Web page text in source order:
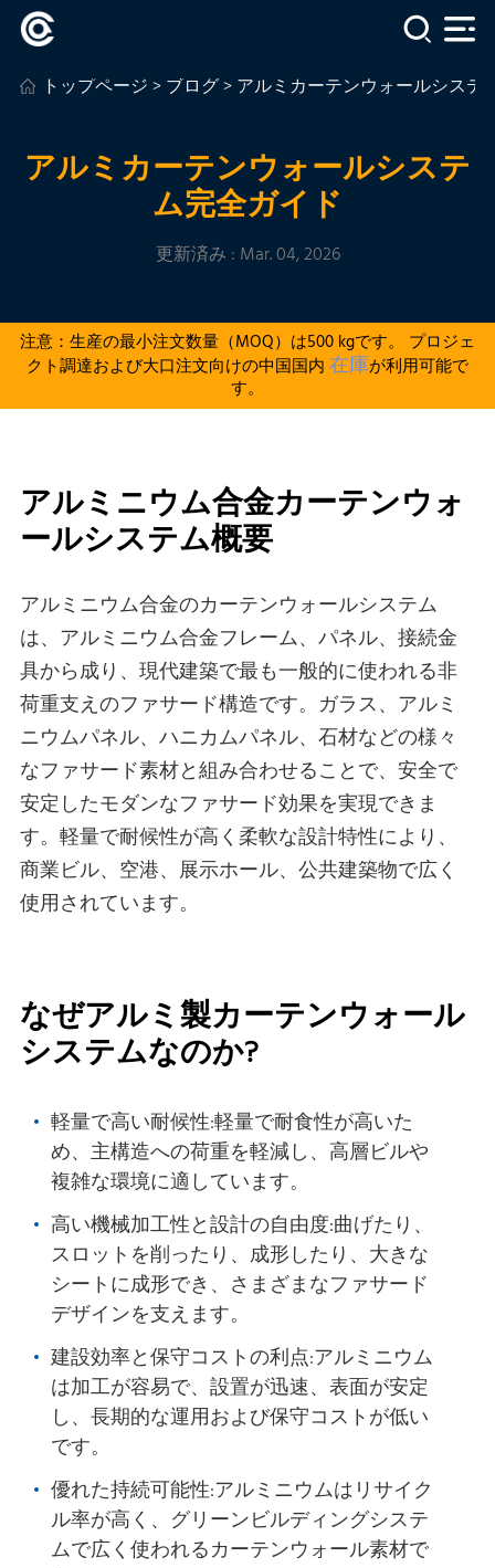
トップページ>ブログ> アルミカーテンウォールシステ
アルミカーテンウォールシステ
ム完全ガイド
更新済み : Mar. 04, 2026
注意：生産の最小注文数量（MOQ）は500 kgです。 プロジェ
クト調達および大口注文向けの中国国内 在庫が利用可能で
す。
アルミニウム合金カーテンウォ
ールシステム概要
アルミニウム合金のカーテンウォールシステム
は、アルミニウム合金フレーム、パネル、接続金
具から成り、現代建築で最も一般的に使われる非
荷重支えのファサード構造です。ガラス、アルミ
ニウムパネル、ハニカムパネル、石材などの様々
なファサード素材と組み合わせることで、安全で
安定したモダンなファサード効果を実現できま
す。軽量で耐候性が高く柔軟な設計特性により、
商業ビル、空港、展示ホール、公共建築物で広く
使用されています。
なぜアルミ製カーテンウォール
システムなのか?
軽量で高い耐候性:軽量で耐食性が高いた
め、主構造への荷重を軽減し、高層ビルや
複雑な環境に適しています。
高い機械加工性と設計の自由度:曲げたり、
スロットを削ったり、成形したり、大きな
シートに成形でき、さまざまなファサード
デザインを支えます。
建設効率と保守コストの利点:アルミニウム
は加工が容易で、設置が迅速、表面が安定
し、長期的な運用および保守コストが低い
です。
優れた持続可能性:アルミニウムはリサイク
ル率が高く、グリーンビルディングシステ
ムで広く使われるカーテンウォール素材で